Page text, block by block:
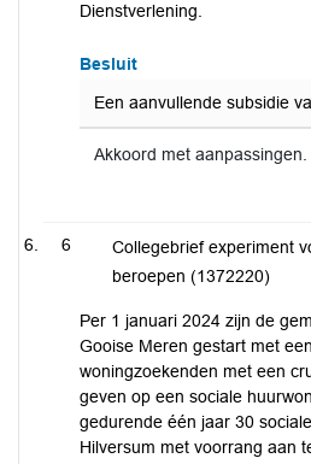
Dienstverlening.
Besluit
Een aanvullende subsidie
Akkoord met
6
Collegebrief experiment
beroepen (1372220)
Per 1 januari 2024 zijn de
Gooise Meren gestart met
woningzoekenden met een
geven op een sociale
gedurende één jaar 30
Hilversum met voorrang aan